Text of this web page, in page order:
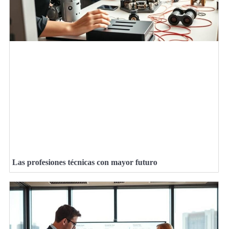
Las profesiones técnicas con mayor futuro